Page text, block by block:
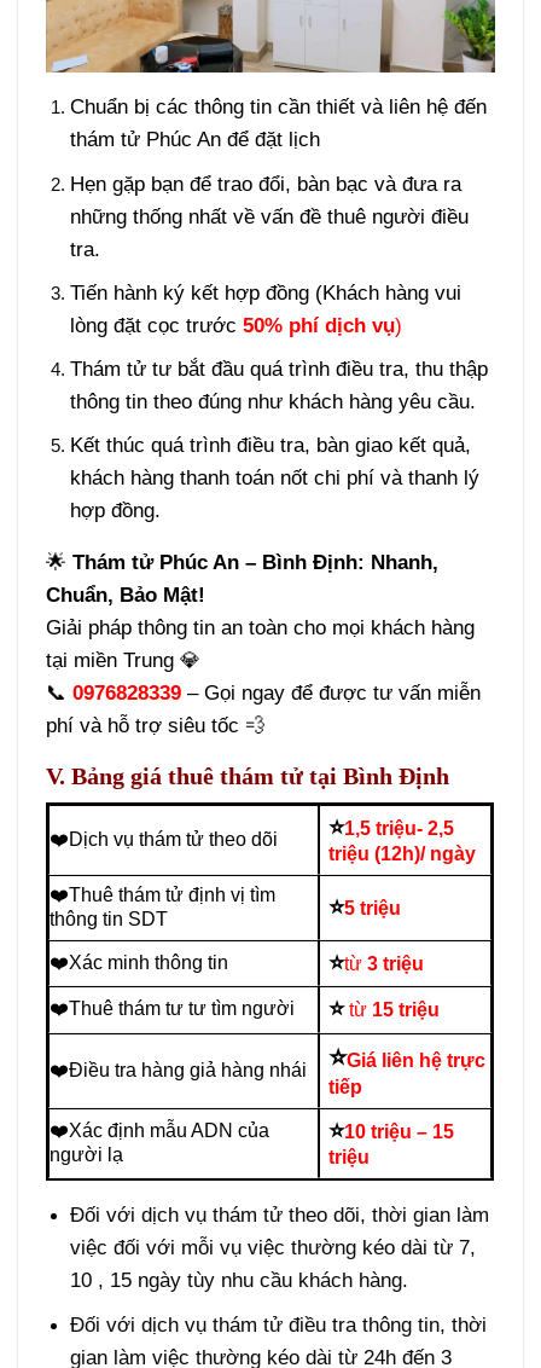
Chuẩn bị các thông tin cần thiết và liên hệ đến
thám tử Phúc An để đặt lịch
Hẹn gặp bạn để trao đổi, bàn bạc và đưa ra
những thống nhất về vấn đề thuê người điều
tra.
Tiến hành ký kết hợp đồng (Khách hàng vui
lòng đặt cọc trước 50% phí dịch vụ)
Thám tử tư bắt đầu quá trình điều tra, thu thập
thông tin theo đúng như khách hàng yêu cầu.
Kết thúc quá trình điều tra, bàn giao kết quả,
khách hàng thanh toán nốt chi phí và thanh lý
hợp đồng.
🌟Thám tử Phúc An – Bình Định: Nhanh,
Chuẩn, Bảo Mật!
Giải pháp thông tin an toàn cho mọi khách hàng
tại miền Trung 💎
📞0976828339 – Gọi ngay để được tư vấn miễn
phí và hỗ trợ siêu tốc 💨
V. Bảng giá thuê thám tử tại Bình Định
❤️Dịch vụ thám tử theo dõi ⭐1,5 triệu- 2,5
triệu (12h)/ ngày
❤️Thuê thám tử định vị tìm
thông tin SDT
⭐5 triệu
❤️Xác minh thông tin ⭐từ 3 triệu
❤️Thuê thám tư tư tìm người ⭐từ 15 triệu
❤️Điều tra hàng giả hàng nhái ⭐Giá liên hệ trực
tiếp
❤️Xác định mẫu ADN của
người lạ
⭐10 triệu – 15
triệu
Đối với dịch vụ thám tử theo dõi, thời gian làm
việc đối với mỗi vụ việc thường kéo dài từ 7,
10 , 15 ngày tùy nhu cầu khách hàng.
Đối với dịch vụ thám tử điều tra thông tin, thời
gian làm việc thường kéo dài từ 24h đến 3